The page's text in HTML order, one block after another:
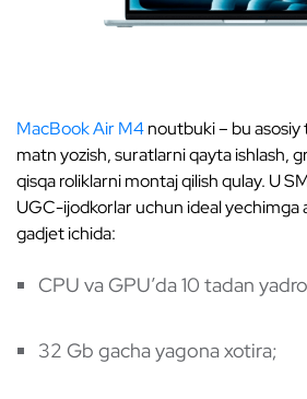
MacBook Air M4noutbuki – bu asosiy
matn yozish, suratlarni qayta ishlash,
qisqa roliklarni montaj qilish qulay. U
UGC-ijodkorlar uchun ideal yechimga
gadjet ichida:
CPU va GPU’da 10 tadan
32 Gb gacha yagona xotira;